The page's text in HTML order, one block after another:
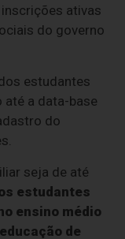
ativas
do governo
estudantes
a data-base
do
seja de até
estudantes
ensino médio
de